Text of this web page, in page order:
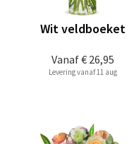
Vanaf€ 26,95
Wit veldboeket
Levering vanaf 11 aug